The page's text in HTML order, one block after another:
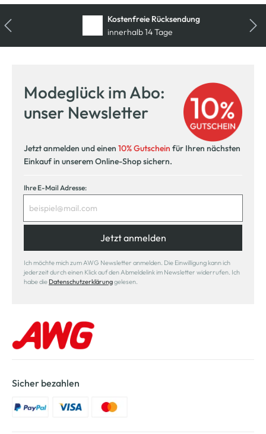
Kostenfreie Rücksendung
innerhalb 14 Tage
Modeglück im Abo:
unser Newsletter
Jetzt anmelden und einen 10% Gutschein für Ihren nächsten
Einkauf in unserem Online-Shop sichern.
Ihre E-Mail Adresse:
Jetzt anmelden
Ich möchte mich zum AWG Newsletter anmelden. Die Einwilligung kann ich
jederzeit durch einen Klick auf den Abmeldelink im Newsletter widerrufen. Ich
habe die Datenschutzerklärunggelesen.
Sicher bezahlen